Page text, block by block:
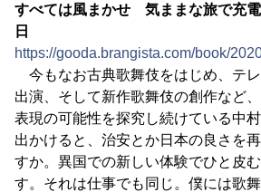
すべては風まかせ 気ままな旅で充
日
https://gooda.brangista.com/book/
今もなお古典歌舞伎をはじめ、テ
出演、そして新作歌舞伎の創作など
表現の可能性を探究し続けている中
出かけると、治安とか日本の良さを
すか。異国での新しい体験でひと皮
す。それは仕事でも同じ。僕には歌